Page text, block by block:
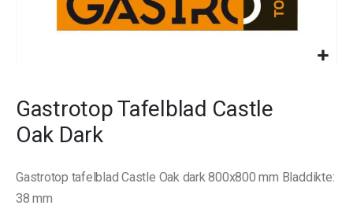
the
of
images
Gastrotop Tafelblad Castle
Oak Dark
Gastrotop tafelblad Castle Oak dark 800x800 mm Bladdikte:
38 mm